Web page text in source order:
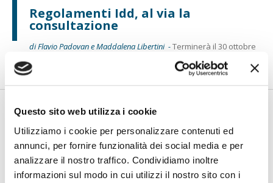
Questo sito web utilizza i cookie
Utilizziamo i cookie per personalizzare contenuti ed
annunci, per fornire funzionalità dei social media e per
analizzare il nostro traffico. Condividiamo inoltre
informazioni sul modo in cui utilizzi il nostro sito con i
Regolamenti Idd, al via la
consultazione
di Flavio Padovan e Maddalena Libertini -Terminerà il 30 ottobre